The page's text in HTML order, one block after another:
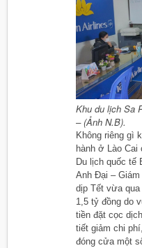
Khu du lịch Sa
– (Ảnh N.B).
Không riêng gì
hành ở Lào Cai
Du lịch quốc tế
Anh Đại –
dịp Tết vừa qua
1,5 tỷ đồng do
tiền đặt cọc
tiết giảm chi
đóng cửa một